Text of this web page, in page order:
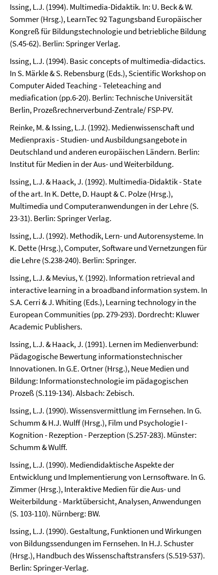
Issing, L.J. (1994). Multimedia-Didaktik. In: U. Beck & W.
Sommer (Hrsg.), LearnTec 92 Tagungsband Europäischer
Kongreß für Bildungstechnologie und betriebliche Bildung
(S.45-62). Berlin: Springer Verlag.
Issing, L.J. (1994). Basic concepts of multimedia-didactics.
In S. Märkle & S. Rebensburg (Eds.), Scientific Workshop on
Computer Aided Teaching - Teleteaching and
mediafication (pp.6-20). Berlin: Technische Universität
Berlin, Prozeßrechnerverbund-Zentrale/ FSP-PV.
Reinke, M. & Issing, L.J. (1992). Medienwissenschaft und
Medienpraxis - Studien- und Ausbildungsangebote in
Deutschland und anderen europäischen Ländern. Berlin:
Institut für Medien in der Aus- und Weiterbildung.
Issing, L.J. & Haack, J. (1992). Multimedia-Didaktik - State
of the art. In K. Dette, D. Haupt & C. Polze (Hrsg.),
Multimedia und Computeranwendungen in der Lehre (S.
23-31). Berlin: Springer Verlag.
Issing, L.J. (1992). Methodik, Lern- und Autorensysteme. In
K. Dette (Hrsg.), Computer, Software und Vernetzungen für
die Lehre (S.238-240). Berlin: Springer.
Issing, L.J. & Mevius, Y. (1992). Information retrieval and
interactive learning in a broadband information system. In
S.A. Cerri & J. Whiting (Eds.), Learning technology in the
European Communities (pp. 279-293). Dordrecht: Kluwer
Academic Publishers.
Issing, L.J. & Haack, J. (1991). Lernen im Medienverbund:
Pädagogische Bewertung informationstechnischer
Innovationen. In G.E. Ortner (Hrsg.), Neue Medien und
Bildung: Informationstechnologie im pädagogischen
Prozeß (S.119-134). Alsbach: Zebisch.
Issing, L.J. (1990). Wissensvermittlung im Fernsehen. In G.
Schumm & H.J. Wulff (Hrsg.), Film und Psychologie I -
Kognition - Rezeption - Perzeption (S.257-283). Münster:
Schumm & Wulff.
Issing, L.J. (1990). Mediendidaktische Aspekte der
Entwicklung und Implementierung von Lernsoftware. In G.
Zimmer (Hrsg.), Interaktive Medien für die Aus- und
Weiterbildung - Marktübersicht, Analysen, Anwendungen
(S. 103-110). Nürnberg: BW.
Issing, L.J. (1990). Gestaltung, Funktionen und Wirkungen
von Bildungssendungen im Fernsehen. In H.J. Schuster
(Hrsg.), Handbuch des Wissenschaftstransfers (S.519-537).
Berlin: Springer-Verlag.